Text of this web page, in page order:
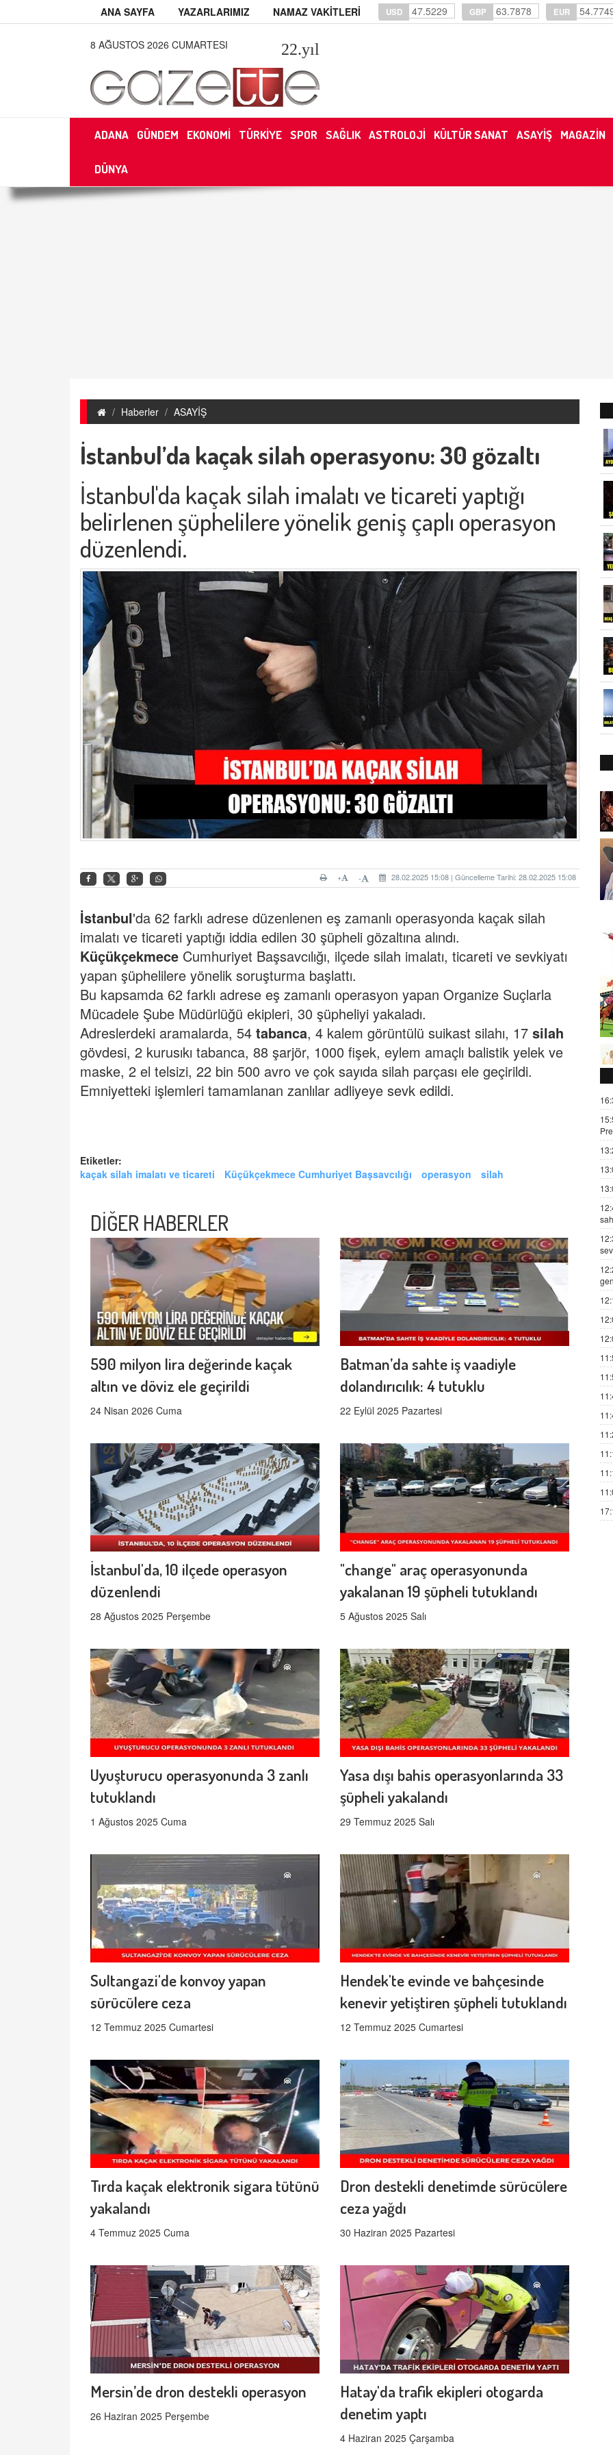
ANA SAYFA YAZARLARIMIZ NAMAZ VAKİTLERİ USD 47.5229 GBP 63.7878 EUR
8 AĞUSTOS 2026 CUMARTESI 22.yıl
ADANA GÜNDEM EKONOMİ TÜRKİYE SPOR SAĞLIK ASTROLOJİ KÜLTÜR SANAT ASAYİŞ MAGAZİN
DÜNYA
Haberler ASAYİŞ
İstanbul’da kaçak silah operasyonu: 30 gözaltı
İstanbul'da kaçak silah imalatı ve ticareti yaptığı
belirlenen şüphelilere yönelik geniş çaplı operasyon
düzenlendi.
28.02.2025 15:08 | Güncelleme Tarihi: 28.02.2025 15:08
-
+
İstanbul'da 62 farklı adrese düzenlenen eş zamanlı operasyonda kaçak silah
imalatı ve ticareti yaptığı iddia edilen 30 şüpheli gözaltına alındı.
Küçükçekmece Cumhuriyet Başsavcılığı, ilçede silah imalatı, ticareti ve sevkiyatı
yapan şüphelilere yönelik soruşturma başlattı.
Bu kapsamda 62 farklı adrese eş zamanlı operasyon yapan Organize Suçlarla
Mücadele Şube Müdürlüğü ekipleri, 30 şüpheliyi yakaladı.
Adreslerdeki aramalarda, 54 tabanca, 4 kalem görüntülü suikast silahı, 17 silah
gövdesi, 2 kurusıkı tabanca, 88 şarjör, 1000 fişek, eylem amaçlı balistik yelek ve
maske, 2 el telsizi, 22 bin 500 avro ve çok sayıda silah parçası ele geçirildi.
Emniyetteki işlemleri tamamlanan zanlılar adliyeye sevk edildi.
Etiketler:
kaçak silah imalatı ve ticareti
Küçükçekmece Cumhuriyet Başsavcılığı operasyon silah
DİĞER HABERLER
590 milyon lira değerinde kaçak
altın ve döviz ele geçirildi
24 Nisan 2026 Cuma
Batman’da sahte iş vaadiyle
dolandırıcılık: 4 tutuklu
22 Eylül 2025 Pazartesi
İstanbul'da, 10 ilçede operasyon
düzenlendi
28 Ağustos 2025 Perşembe
"change" araç operasyonunda
yakalanan 19 şüpheli tutuklandı
5 Ağustos 2025 Salı
Uyuşturucu operasyonunda 3 zanlı
tutuklandı
1 Ağustos 2025 Cuma
Yasa dışı bahis operasyonlarında 33
şüpheli yakalandı
29 Temmuz 2025 Salı
Sultangazi'de konvoy yapan
sürücülere ceza
12 Temmuz 2025 Cumartesi
Hendek'te evinde ve bahçesinde
kenevir yetiştiren şüpheli tutuklandı
12 Temmuz 2025 Cumartesi
Tırda kaçak elektronik sigara tütünü
yakalandı
4 Temmuz 2025 Cuma
Dron destekli denetimde sürücülere
ceza yağdı
30 Haziran 2025 Pazartesi
Mersin’de dron destekli operasyon
26 Haziran 2025 Perşembe
Hatay'da trafik ekipleri otogarda
denetim yaptı
4 Haziran 2025 Çarşamba